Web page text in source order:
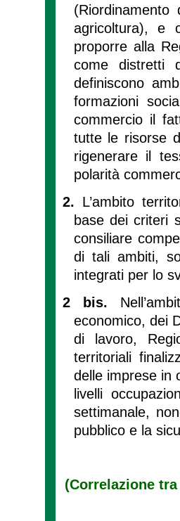
agricoltura), e
proporre alla
come distretti
definiscono
formazioni
commercio il
tutte le risorse
rigenerare il
polarità
2. L’ambito
base dei criteri
consiliare
di tali ambiti,
integrati per lo
2 bis.
economico, dei
di lavoro,
territoriali
delle imprese in
livelli
settimanale,
pubblico e la
(Correlazione